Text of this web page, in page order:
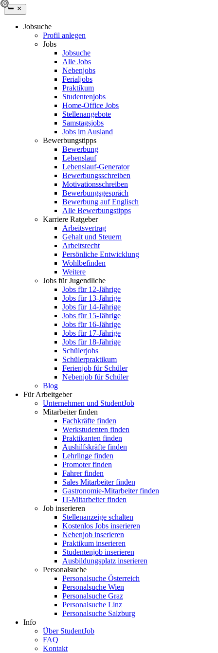
Jobsuche
Profil anlegen
Jobs
Jobsuche
Alle Jobs
Nebenjobs
Ferialjobs
Praktikum
Studentenjobs
Home-Office Jobs
Stellenangebote
Samstagsjobs
Jobs im Ausland
Bewerbungstipps
Bewerbung
Lebenslauf
Lebenslauf-Generator
Bewerbungsschreiben
Motivationsschreiben
Bewerbungsgespräch
Bewerbung auf Englisch
Alle Bewerbungstipps
Karriere Ratgeber
Arbeitsvertrag
Gehalt und Steuern
Arbeitsrecht
Persönliche Entwicklung
Wohlbefinden
Weitere
Jobs für Jugendliche
Jobs für 12-Jährige
Jobs für 13-Jährige
Jobs für 14-Jährige
Jobs für 15-Jährige
Jobs für 16-Jährige
Jobs für 17-Jährige
Jobs für 18-Jährige
Schülerjobs
Schülerpraktikum
Ferienjob für Schüler
Nebenjob für Schüler
Blog
Für Arbeitgeber
Unternehmen und StudentJob
Mitarbeiter finden
Fachkräfte finden
Werkstudenten finden
Praktikanten finden
Aushilfskräfte finden
Lehrlinge finden
Promoter finden
Fahrer finden
Sales Mitarbeiter finden
Gastronomie-Mitarbeiter finden
IT-Mitarbeiter finden
Job inserieren
Stellenanzeige schalten
Kostenlos Jobs inserieren
Nebenjob inserieren
Praktikum inserieren
Studentenjob inserieren
Ausbildungsplatz inserieren
Personalsuche
Personalsuche Österreich
Personalsuche Wien
Personalsuche Graz
Personalsuche Linz
Personalsuche Salzburg
Info
Über StudentJob
FAQ
Kontakt